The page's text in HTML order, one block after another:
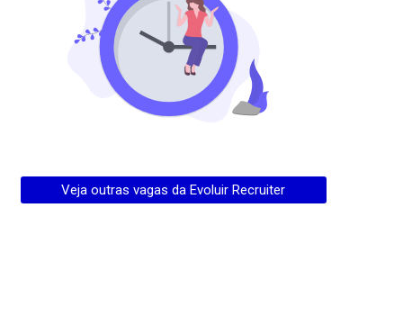
Veja outras vagas da Evoluir Recruiter